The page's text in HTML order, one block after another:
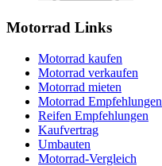
Motorrad Links
Motorrad kaufen
Motorrad verkaufen
Motorrad mieten
Motorrad Empfehlungen
Reifen Empfehlungen
Kaufvertrag
Umbauten
Motorrad-Vergleich